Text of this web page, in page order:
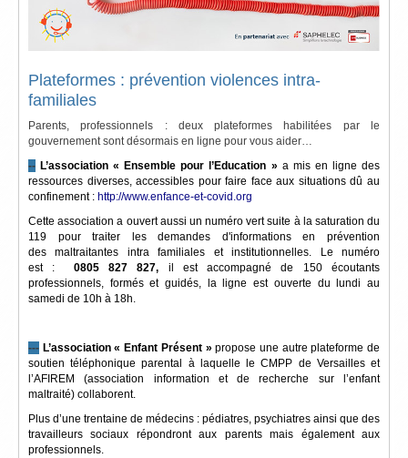
Plateformes : prévention violences intra-
familiales
Parents, professionnels : deux plateformes habilitées par le
gouvernement sont désormais en ligne pour vous aider…
-- L’association « Ensemble pour l’Education » a mis en ligne des
ressources diverses, accessibles pour faire face aux situations dû au
confinement : http://www.enfance-et-covid.org
Cette association a ouvert aussi un numéro vert suite à la saturation du
119 pour traiter les demandes d'informations en prévention
des maltraitantes intra familiales et institutionnelles. Le numéro
est : 0805 827 827, il est accompagné de 150 écoutants
professionnels, formés et guidés, la ligne est ouverte du lundi au
samedi de 10h à 18h.
--- L’association « Enfant Présent »propose une autre plateforme de
soutien téléphonique parental à laquelle le CMPP de Versailles et
l’AFIREM (association information et de recherche sur l’enfant
maltraité) collaborent.
Plus d’une trentaine de médecins : pédiatres, psychiatres ainsi que des
travailleurs sociaux répondront aux parents mais également aux
professionnels.